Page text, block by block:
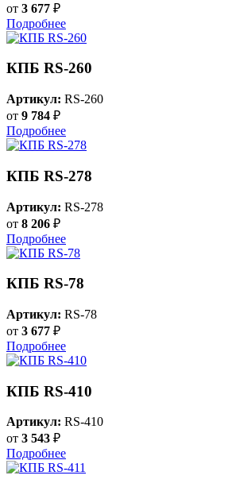
от 3 677 ₽
Подробнее
КПБ RS-260
Артикул: RS-260
от 9 784 ₽
Подробнее
КПБ RS-278
Артикул: RS-278
от 8 206 ₽
Подробнее
КПБ RS-78
Артикул: RS-78
от 3 677 ₽
Подробнее
КПБ RS-410
Артикул: RS-410
от 3 543 ₽
Подробнее